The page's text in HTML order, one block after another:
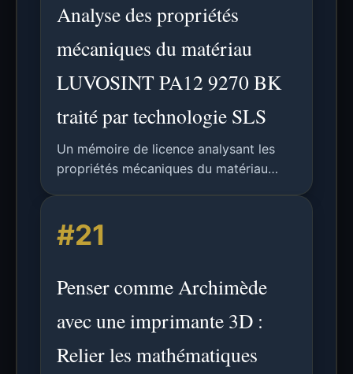
Analyse des propriétés
mécaniques du matériau
LUVOSINT PA12 9270 BK
traité par technologie SLS
Un mémoire de licence analysant les
propriétés mécaniques du matériau
sélectif par laser (SLS), incluant des
essais de traction, une analyse
rugosité de surface.
#21
Penser comme Archimède
avec une imprimante 3D :
Relier les mathématiques